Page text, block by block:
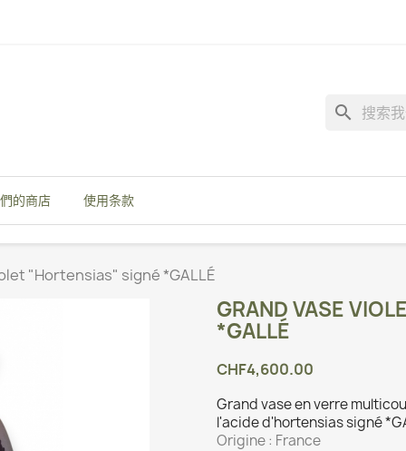
search
的商店 使用条款
"Hortensias" signé *GALLÉ
GRAND VASE
*GALLÉ
CHF4,600.00
Grand vase en verre
l'acide d'hortensias signé
Origine : France